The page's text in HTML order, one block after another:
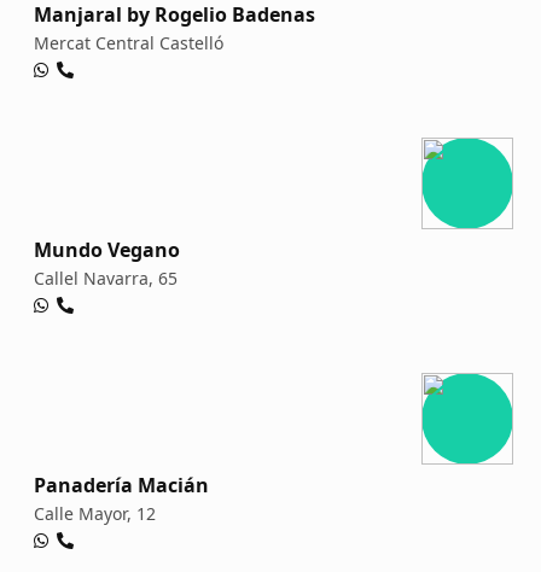
Manjaral by Rogelio Badenas
Mercat Central Castelló
Mundo Vegano
Callel Navarra, 65
Panadería Macián
Calle Mayor, 12